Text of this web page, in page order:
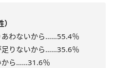
あわないから……55.4％
足りないから……35.6％
から……31.6％